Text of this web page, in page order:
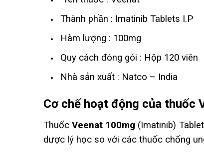
Thành phần : Imatinib Tablets I.P
Hàm lượng : 100mg
Quy cách đóng gói : Hộp 120 viên
Nhà sản xuất : Natco – India
Cơ chế hoạt động của thuốc
ThuốcVeenat 100mg (Imatinib)
dược lý học so với các thuốc chống